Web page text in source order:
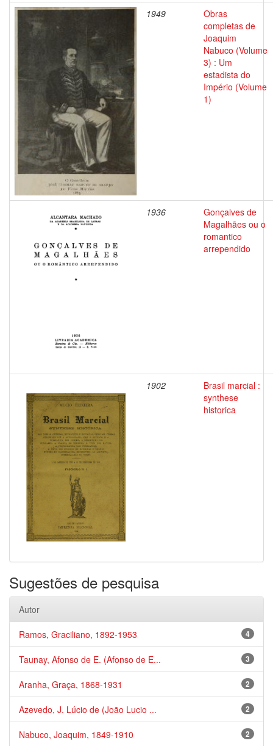
1949
Obras
completas de
Joaquim
Nabuco (Volume
3) : Um
estadista do
Império (Volume
1)
1936
Gonçalves de
Magalhães ou o
romantico
arrependido
1902
Brasil marcial :
synthese
historica
Sugestões de pesquisa
Autor
4
Ramos, Graciliano, 1892-1953
3
Taunay, Afonso de E. (Afonso de E...
2
Aranha, Graça, 1868-1931
2
Azevedo, J. Lúcio de (João Lucio ...
2
Nabuco, Joaquim, 1849-1910